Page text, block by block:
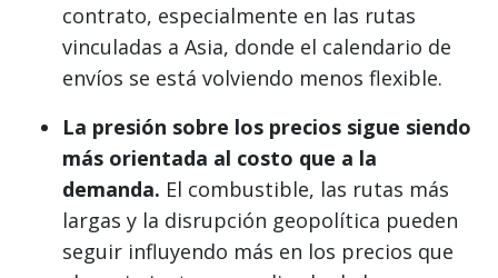
contrato, especialmente en las rutas
vinculadas a Asia, donde el calendario de
envíos se está volviendo menos flexible.
La presión sobre los precios sigue siendo
más orientada al costo que a la
demanda. El combustible, las rutas más
largas y la disrupción geopolítica pueden
seguir influyendo más en los precios que